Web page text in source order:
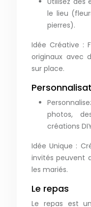
le lieu
pierres).
Idée Créative :
originaux avec
sur place.
photos,
créations
Idée Unique :
invités peuvent
les mariés.
Le repas
Le repas est